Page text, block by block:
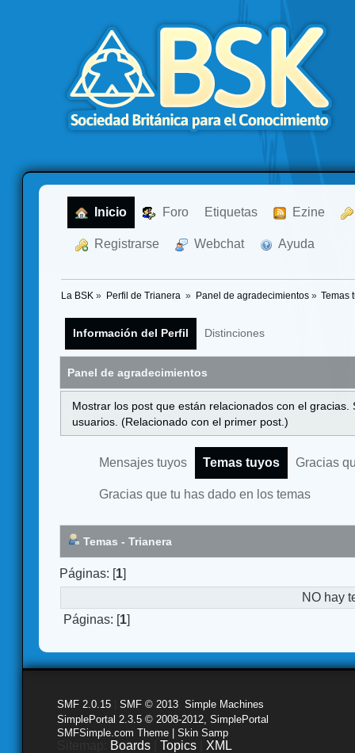
Inicio Foro Etiquetas Ezine
Registrarse Webchat Ayuda
La BSK » Perfil de Trianera » Panel de agradecimientos» Temas
Información del Perfil Distinciones
Panel de agradecimientos
Mostrar los post que están relacionados con el
usuarios. (Relacionado con el primer post.)
Mensajes tuyos Temas tuyos Gracias
Gracias que tu has dado en los temas
Temas - Trianera
Páginas: [1]
NO hay
Páginas: [1]
SMF 2.0.15 SMF © 2013 Simple Machines
SimplePortal 2.3.5 © 2008-2012, SimplePortal
SMFSimple.com Theme | Skin Samp
Boards Topics XML